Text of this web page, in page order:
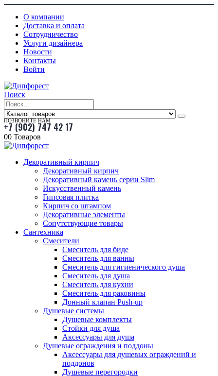
О компании
Доставка и оплата
Сотрудничество
Услуги дизайнера
Новости
Контакты
Войти
Поиск
ПОЗВОНИТЕ НАМ
+7 (902) 747 42 17
00 Товаров
Декоративный кирпич
Декоративный кирпич
Декоративный камень серии Slim
Искусственный камень
Гипсовая плитка
Кирпич со штампом
Декоративные элементы
Сопутствующие товары
Сантехника
Смесители
Смеситель для биде
Смеситель для ванны
Смеситель для гигиенического душа
Смеситель для душа
Смеситель для кухни
Смеситель для раковины
Донный клапан Push-up
Душевые системы
Душевые комплекты
Стойки для душа
Аксессуары для душа
Душевые ограждения и поддоны
Аксессуары для душевых ограждений и
поддонов
Душевые перегородки